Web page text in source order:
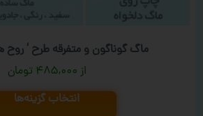
ماگ گوناگون و متفرقه طرح ‘ روح
۴۸۵,۰۰۰ تومان
انتخاب گزینه‌ها